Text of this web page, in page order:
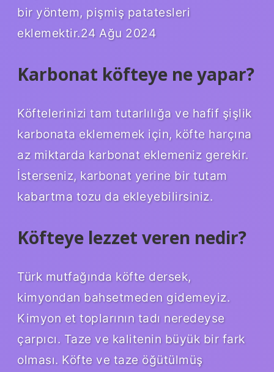
bir yöntem, pişmiş patatesleri
eklemektir.24 Ağu 2024
Karbonat köfteye ne yapar?
Köftelerinizi tam tutarlılığa ve hafif şişlik
karbonata eklememek için, köfte harçına
az miktarda karbonat eklemeniz gerekir.
İsterseniz, karbonat yerine bir tutam
kabartma tozu da ekleyebilirsiniz.
Köfteye lezzet veren nedir?
Türk mutfağında köfte dersek,
kimyondan bahsetmeden gidemeyiz.
Kimyon et toplarının tadı neredeyse
çarpıcı. Taze ve kalitenin büyük bir fark
olması. Köfte ve taze öğütülmüş